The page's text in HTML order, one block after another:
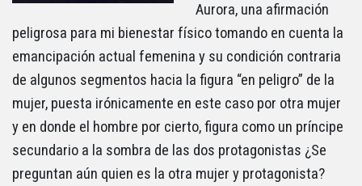
Aurora, una afirmación
peligrosa para mi bienestar físico tomando en cuenta la
emancipación actual femenina y su condición contraria
de algunos segmentos hacia la figura “en peligro” de la
mujer, puesta irónicamente en este caso por otra mujer
y en donde el hombre por cierto, figura como un príncipe
secundario a la sombra de las dos protagonistas ¿Se
preguntan aún quien es la otra mujer y protagonista?